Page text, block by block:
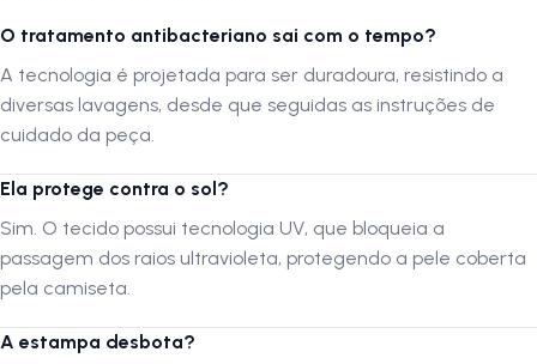
produto durável, que não perde a cor e seca rapidamente após a
lavagem. FAQ — Perguntas frequentes 1. O tratamento
antibacteriano sai com o tempo? R: A tecnologia é projetada para ser
duradoura, resistindo a diversas lavagens, desde que seguidas as
instruções de cuidado da peça. 2. Ela protege contra o sol? R: Sim. O
ultravioleta, protegendo a pele coberta pela camiseta. 3. A estampa
desbota? R: Não. A Stroll utiliza processos de estamparia de alta
fixação, garantindo que as bolinhas e cores permaneçam vivas por
muito tempo. 4. O tecido esquenta? R: Não. A camiseta é feita de
material leve e respirável, facilitando a evaporação do suor e
ajudando a manter a temperatura corporal equilibrada. Siga-nos no
Instagram: @lojanapista Assista nosso canal no YouTube: Lojanapista
O tratamento antibacteriano sai com o tempo?
A tecnologia é projetada para ser duradoura, resistindo a
diversas lavagens, desde que seguidas as instruções de
cuidado da peça.
Ela protege contra o sol?
Sim. O tecido possui tecnologia UV, que bloqueia a
passagem dos raios ultravioleta, protegendo a pele coberta
pela camiseta.
A estampa desbota?